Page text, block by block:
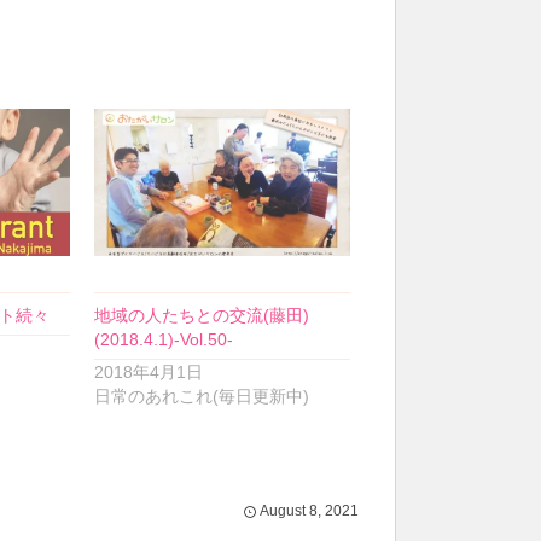
続々
地域の人たちとの交流(藤田)
(2018.4.1)-Vol.50-
2018年4月1日
日常のあれこれ(毎日更新中)
August 8 2021